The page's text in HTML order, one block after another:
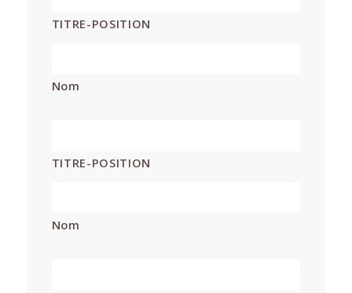
TITRE-POSITION
Nom
TITRE-POSITION
Nom